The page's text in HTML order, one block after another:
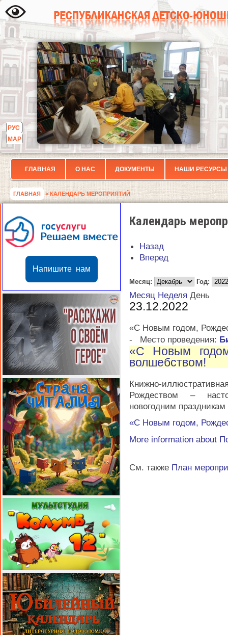
РУС
МАР
ГЛАВНАЯ О НАС ДОКУМЕНТЫ НАШИ РЕСУРСЫ
ГЛАВНАЯ > КАЛЕНДАРЬ МЕРОПРИЯТИЙ
Напишите нам
Календарь
Назад
Вперед
Месяц: Год:
Месяц Неделя День
23.12.2022
«С Новым годом,
-
Место проведения:
«С Новым
волшебством!
Книжно-
Рождеством –
новогодним праздникам
«С Новым годом,
More information about
См. также План